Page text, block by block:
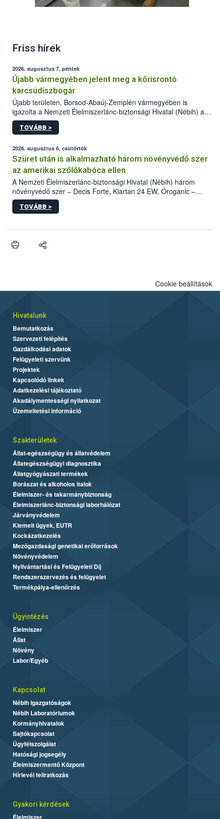
Friss hírek
2026. augusztus 7, péntek
Újabb vármegyében jelent meg a kőrisrontó
karcsúdíszbogár
Újabb területen, Borsod-Abaúj-Zemplén vármegyében is
igazolta a Nemzeti Élelmiszerlánc-biztonsági Hivatal (Nébih) a
kőrisrontó karcsúdíszbogár (Agrilus planipennis) jelenlétét. A
kártevőt nem csak színcsapdában találták meg, de már fertőzött
az intenzív felderítést, emellett az intézkedéseket a szlovák
hatósággal is összehangolják a terjedés megállítása érdekében.
TOVÁBB >
2026. augusztus 6, csütörtök
Szüret után is alkalmazható három növényvédő szer
az amerikai szőlőkabóca ellen
A Nemzeti Élelmiszerlánc-biztonsági Hivatal (Nébih) három
növényvédő szer – Decis Forte, Klartan 24 EW, Oroganic –
engedélyokiratát módosította, így azok a szüretet követően,
egészen a vesszőérettség (BBCH 91) stádiumáig
érésű szőlőkben is legyen lehetőség a károsító elleni további
felhasználók számára is elérhető és ökológiai termesztésben is
TOVÁBB >
Cookie beállítások
Hivatalunk
Bemutatkozás
Szervezeti felépítés
Gazdálkodási adatok
Felügyeleti szervünk
Projektek
Kapcsolódó linkek
Adatkezelési tájékoztató
Akadálymentességi nyilatkozat
Üzemeltetési információ
Szakterületek
Állat-egészségügy és állatvédelem
Állategészségügyi diagnosztika
Állatgyógyászati termékek
Borászat és alkoholos italok
Élelmiszer- és takarmánybiztonság
Élelmiszerlánc-biztonsági laborhálózat
Járványvédelem
Kiemelt ügyek, EUTR
Kockázatkezelés
Mezőgazdasági genetikai erőforrások
Növényvédelem
Nyilvántartási és Felügyeleti Díj
Rendszerszervezés és felügyelet
Termékpálya-ellenőrzés
Ügyintézés
Élelmiszer
Állat
Növény
Labor/Egyéb
Kapcsolat
Nébih Igazgatóságok
Nébih Laboratóriumok
Kormányhivatalok
Sajtókapcsolat
Ügyfélszolgálat
Hatósági jogsegély
Élelmiszermentő Központ
Hírlevél feliratkozás
Gyakori kérdések
Élelmiszer